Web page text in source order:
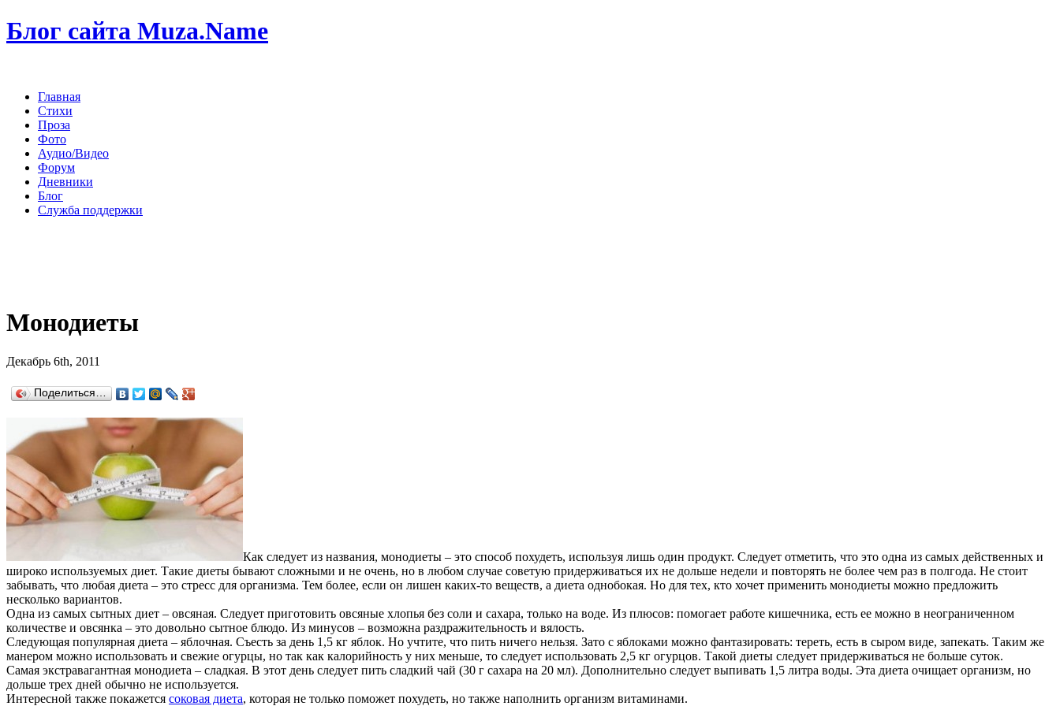
Блог сайта Muza.Name
Главная
Стихи
Проза
Фото
Аудио/Видео
Форум
Дневники
Блог
Служба поддержки
Монодиеты
Декабрь 6th, 2011
Поделиться…
Как следует из названия, монодиеты – это способ похудеть, используя лишь один продукт. Следует отметить, что это одна из самых действенных и
широко используемых диет. Такие диеты бывают сложными и не очень, но в любом случае советую придерживаться их не дольше недели и повторять не более чем раз в полгода. Не стоит
забывать, что любая диета – это стресс для организма. Тем более, если он лишен каких-то веществ, а диета однобокая. Но для тех, кто хочет применить монодиеты можно предложить
несколько вариантов.
Одна из самых сытных диет – овсяная. Следует приготовить овсяные хлопья без соли и сахара, только на воде. Из плюсов: помогает работе кишечника, есть ее можно в неограниченном
количестве и овсянка – это довольно сытное блюдо. Из минусов – возможна раздражительность и вялость.
Следующая популярная диета – яблочная. Съесть за день 1,5 кг яблок. Но учтите, что пить ничего нельзя. Зато с яблоками можно фантазировать: тереть, есть в сыром виде, запекать. Таким же
манером можно использовать и свежие огурцы, но так как калорийность у них меньше, то следует использовать 2,5 кг огурцов. Такой диеты следует придерживаться не больше суток.
Самая экстравагантная монодиета – сладкая. В этот день следует пить сладкий чай (30 г сахара на 20 мл). Дополнительно следует выпивать 1,5 литра воды. Эта диета очищает организм, но
дольше трех дней обычно не используется.
Интересной также покажется соковая диета, которая не только поможет похудеть, но также наполнить организм витаминами.